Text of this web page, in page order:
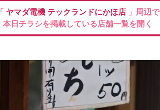
「 ヤマダ電機 テックランドにかほ店 」周辺で
本日チラシを掲載している店舗一覧を開く